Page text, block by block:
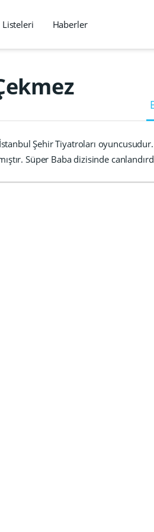
Listeleri Haberler
Şehir Tiyatroları
Süper Baba dizisinde